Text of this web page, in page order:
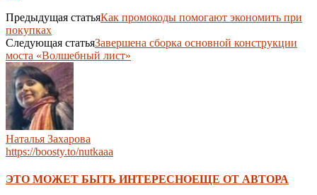
Предыдущая статьяКак промокоды помогают экономить при
покупках
Следующая статьяЗавершена сборка основной конструкции
моста «Волшебный лист»
Наталья Захарова
https://boosty.to/nutkaaa
ЭТО МОЖЕТ БЫТЬ ИНТЕРЕСНОЕЩЕ ОТ АВТОРА